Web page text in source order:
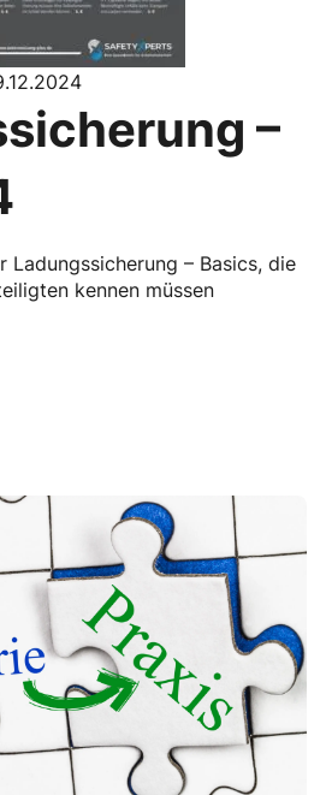
–
Ladungssicherung – Basics, die
kennen müssen